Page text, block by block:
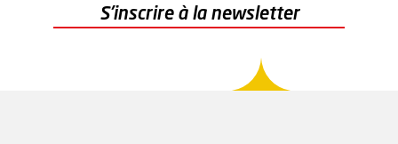
S'inscrire à la newsletter